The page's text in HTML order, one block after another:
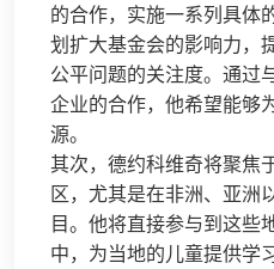
的合作，实施一系列具体
划扩大基金会的影响力，
公平问题的关注度。通过
企业的合作，他希望能够
源。
其次，德约科维奇将聚焦
区，尤其是在非洲、亚洲
目。他将直接参与到这些
中，为当地的儿童提供学